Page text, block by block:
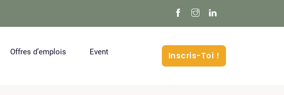
Offres d’emplois Event Inscris-Toi !